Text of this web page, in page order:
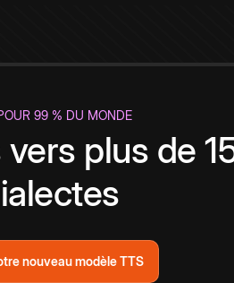
99 % DU MONDE
plus de
nouveau modèle TTS